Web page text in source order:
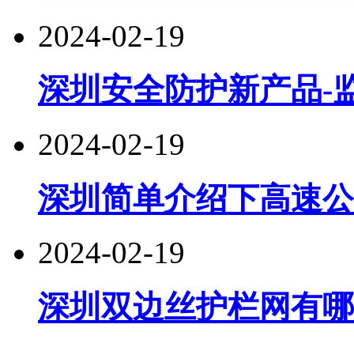
2024-02-19
深圳安全防护新产品-
2024-02-19
深圳简单介绍下高速
2024-02-19
深圳双边丝护栏网有